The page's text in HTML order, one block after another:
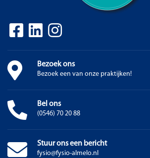
Bezoek ons
Bezoek een van onze praktijken!
Bel ons
(0546) 70 20 88
Stuur ons een bericht
fysio@fysio-almelo.nl